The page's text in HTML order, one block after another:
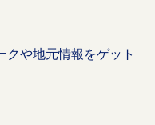
クや地元情報をゲット